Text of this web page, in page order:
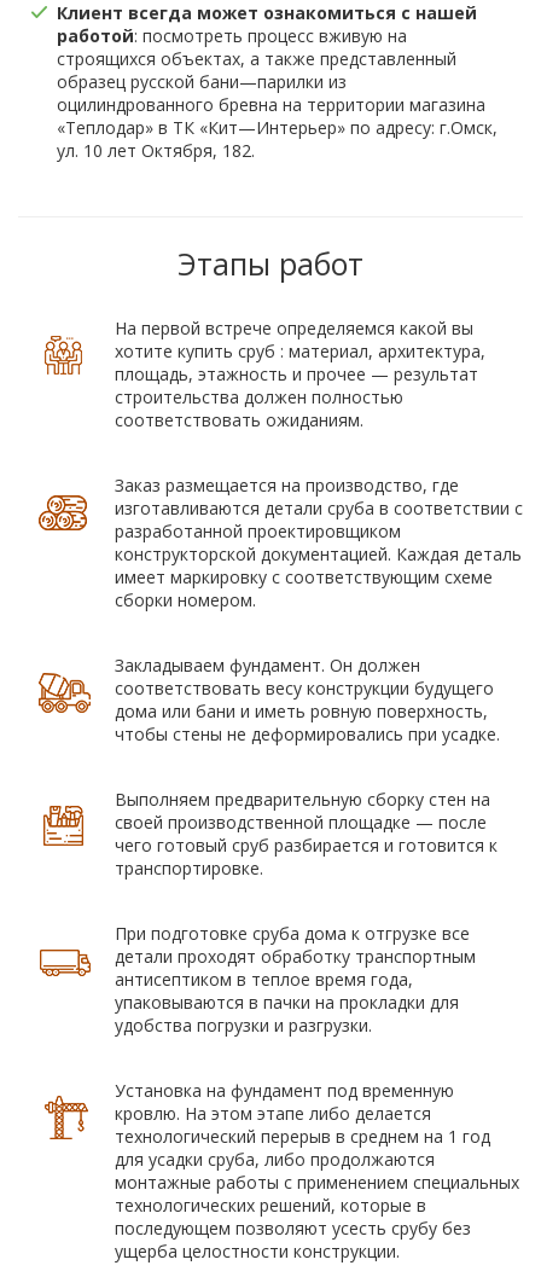
Клиент всегда может ознакомиться с нашей
работой: посмотреть процесс вживую на
строящихся объектах, а также представленный
образец русской бани—парилки из
оцилиндрованного бревна на территории магазина
«Теплодар» в ТК «Кит—Интерьер» по адресу: г.Омск,
ул. 10 лет Октября, 182.
Этапы работ
На первой встрече определяемся какой вы
хотите купить сруб : материал, архитектура,
площадь, этажность и прочее — результат
строительства должен полностью
соответствовать ожиданиям.
Заказ размещается на производство, где
изготавливаются детали сруба в соответствии с
разработанной проектировщиком
конструкторской документацией. Каждая деталь
имеет маркировку с соответствующим схеме
сборки номером.
Закладываем фундамент. Он должен
соответствовать весу конструкции будущего
дома или бани и иметь ровную поверхность,
чтобы стены не деформировались при усадке.
Выполняем предварительную сборку стен на
своей производственной площадке — после
чего готовый сруб разбирается и готовится к
транспортировке.
При подготовке сруба дома к отгрузке все
детали проходят обработку транспортным
антисептиком в теплое время года,
упаковываются в пачки на прокладки для
удобства погрузки и разгрузки.
Установка на фундамент под временную
кровлю. На этом этапе либо делается
технологический перерыв в среднем на 1 год
для усадки сруба, либо продолжаются
монтажные работы с применением специальных
технологических решений, которые в
последующем позволяют усесть срубу без
ущерба целостности конструкции.